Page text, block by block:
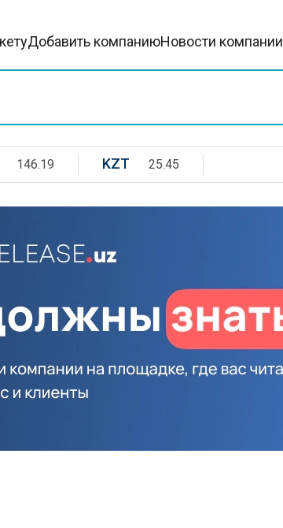
Добавить компаниюНовости компании
146.19 KZT 25.45